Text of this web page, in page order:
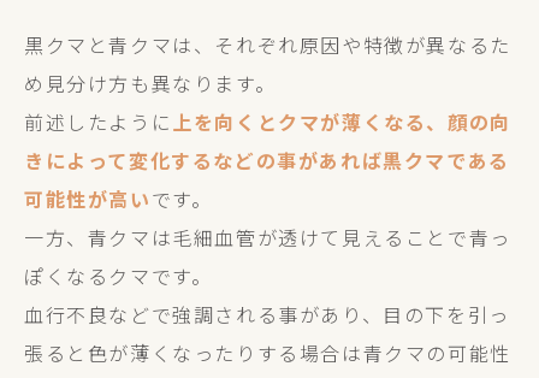
黒クマと青クマは、それぞれ原因や特徴が異なるた
め見分け方も異なります。
前述したように上を向くとクマが薄くなる、顔の向
きによって変化するなどの事があれば黒クマである
可能性が高いです。
一方、青クマは毛細血管が透けて見えることで青っ
ぽくなるクマです。
血行不良などで強調される事があり、目の下を引っ
張ると色が薄くなったりする場合は青クマの可能性